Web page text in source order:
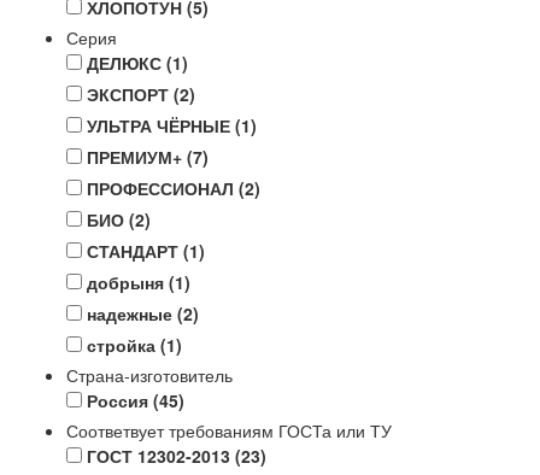
ХЛОПОТУН (5)
Серия
ДЕЛЮКС (1)
ЭКСПОРТ (2)
УЛЬТРА ЧЁРНЫЕ (1)
ПРЕМИУМ+ (7)
ПРОФЕССИОНАЛ (2)
БИО (2)
СТАНДАРТ (1)
добрыня (1)
надежные (2)
стройка (1)
Страна-изготовитель
Россия (45)
Соответвует требованиям ГОСТа или ТУ
ГОСТ 12302-2013 (23)